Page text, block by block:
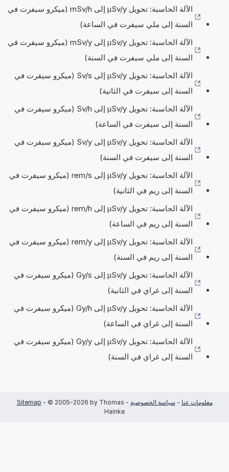
الآلة الحاسبة: تحويل µSv/y إلى mSv/h (ميكرو سيفرت في
السنة إلى ملي سيفرت في الساعة)
الآلة الحاسبة: تحويل µSv/y إلى mSv/y (ميكرو سيفرت في
السنة إلى ملي سيفرت في السنة)
الآلة الحاسبة: تحويل µSv/y إلى Sv/s (ميكرو سيفرت في
السنة إلى سيفرت في الثانية)
الآلة الحاسبة: تحويل µSv/y إلى Sv/h (ميكرو سيفرت في
السنة إلى سيفرت في الساعة)
الآلة الحاسبة: تحويل µSv/y إلى Sv/y (ميكرو سيفرت في
السنة إلى سيفرت في السنة)
الآلة الحاسبة: تحويل µSv/y إلى rem/s (ميكرو سيفرت في
السنة إلى ريم في الثانية)
الآلة الحاسبة: تحويل µSv/y إلى rem/h (ميكرو سيفرت في
السنة إلى ريم في الساعة)
الآلة الحاسبة: تحويل µSv/y إلى rem/y (ميكرو سيفرت في
السنة إلى ريم في السنة)
الآلة الحاسبة: تحويل µSv/y إلى Gy/s (ميكرو سيفرت في
السنة إلى غراي في الثانية)
الآلة الحاسبة: تحويل µSv/y إلى Gy/h (ميكرو سيفرت في
السنة إلى غراي في الساعة)
الآلة الحاسبة: تحويل µSv/y إلى Gy/y (ميكرو سيفرت في
السنة إلى غراي في السنة)
معلومات عنا - سياسة الخصوصية -
Sitemap - © 2005-2026 by Thomas
Hainke